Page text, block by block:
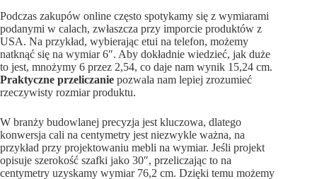
Podczas zakupów online często spotykamy się z wymiarami
podanymi w calach, zwłaszcza przy imporcie produktów z
USA. Na przykład, wybierając etui na telefon, możemy
natknąć się na wymiar 6″. Aby dokładnie wiedzieć, jak duże
to jest, mnożymy 6 przez 2,54, co daje nam wynik 15,24 cm.
Praktyczne przeliczanie pozwala nam lepiej zrozumieć
rzeczywisty rozmiar produktu.
W branży budowlanej precyzja jest kluczowa, dlatego
konwersja cali na centymetry jest niezwykle ważna, na
przykład przy projektowaniu mebli na wymiar. Jeśli projekt
opisuje szerokość szafki jako 30″, przeliczając to na
centymetry uzyskamy wymiar 76,2 cm. Dzięki temu możemy